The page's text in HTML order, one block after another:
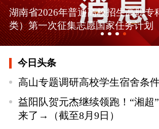
湖南省2026年普通高校招生高职专
类）第一次征集志愿国家任务计划
今日头条
高山专题调研高校学生宿舍条
益阳队贺元杰继续领跑！“湘超
来了→（截至8月9日）